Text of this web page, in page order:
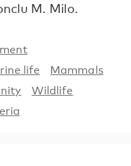
M. Milo.
life
Mammals
Wildlife